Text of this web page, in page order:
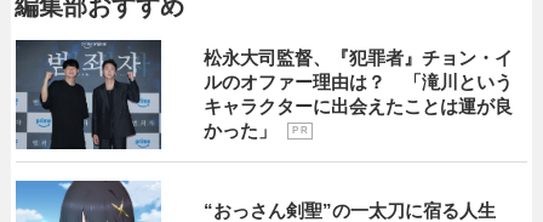
編集部おすすめ
松永大司監督、『犯罪者』チョン・イ
ルのオファー理由は？ 「滝川という
キャラクターに出会えたことは運が良
かった」
P R
“おっさん剣聖”の一太刀に宿る人生